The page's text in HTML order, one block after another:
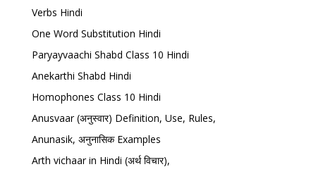
Verbs Hindi
One Word Substitution Hindi
Paryayvaachi Shabd Class 10 Hindi
Anekarthi Shabd Hindi
Homophones Class 10 Hindi
Anusvaar (अनुस्वार) Definition, Use, Rules,
Anunasik, अनुनासिक Examples
Arth vichaar in Hindi (अर्थ विचार),